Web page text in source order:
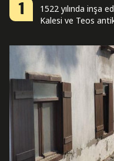
1
1522 yılında inşa
Kalesi ve Teos